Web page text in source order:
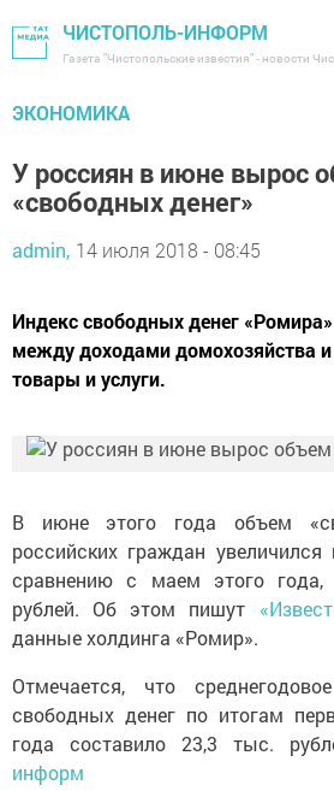
ЧИСТОПОЛЬ-ИНФОРМ
Газета "Чистопольские известия" - новости
ЭКОНОМИКА
У россиян в июне вырос
«свободных денег»
admin, 14 июля 2018 - 08:45
Индекс свободных денег
между доходами домохозяйства
товары и услуги.
В июне этого года объем
российских граждан
сравнению с маем этого года,
рублей. Об этом пишут
данные холдинга «Ромир».
Отмечается, что
свободных денег по итогам
года составило 23,3 тыс.
информ